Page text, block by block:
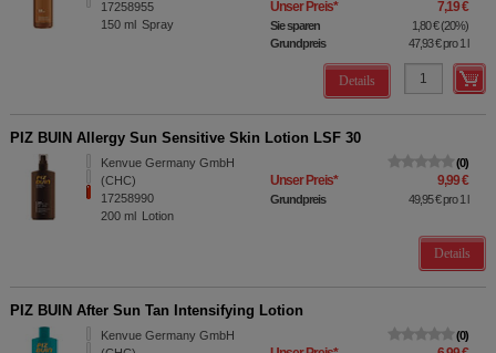
17258955
150 ml Spray
Unser Preis* 7,19 €
Sie sparen 1,80 €(20%)
Grundpreis
47,93 €pro 1 l
Details
PIZ BUIN Allergy Sun Sensitive Skin Lotion LSF 30
Kenvue Germany GmbH
(CHC)
17258990
200 ml Lotion
0
Unser Preis* 9,99 €
Grundpreis 49,95 €pro 1 l
Details
PIZ BUIN After Sun Tan Intensifying Lotion
Kenvue Germany GmbH
0